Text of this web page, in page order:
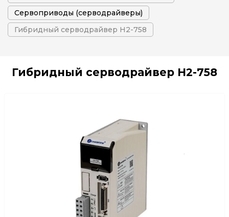
Сервоприводы (серводрайверы)
Гибридный серводрайвер H2-758
Гибридный серводрайвер H2-758